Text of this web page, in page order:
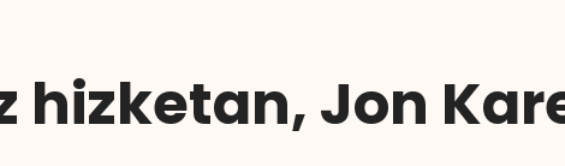
hizketan, Jon